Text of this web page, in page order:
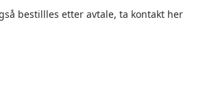
bestillles etter avtale, ta kontakt her